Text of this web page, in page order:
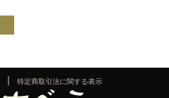
特定商取引法に関する表示